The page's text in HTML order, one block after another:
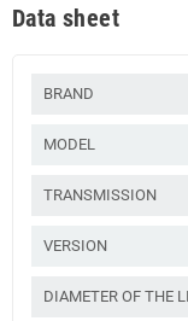
Data sheet
BRAND
MODEL
TRANSMISSION
VERSION
DIAMETER OF THE